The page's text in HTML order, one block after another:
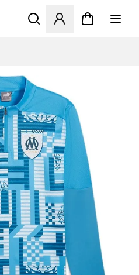
Åbner en Modal til at